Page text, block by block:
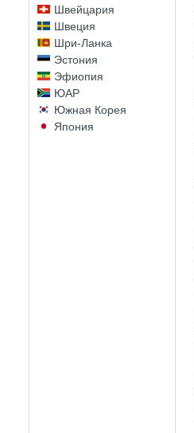
Швейцария
Швеция
Шри-Ланка
Эстония
Эфиопия
ЮАР
Южная Корея
Япония